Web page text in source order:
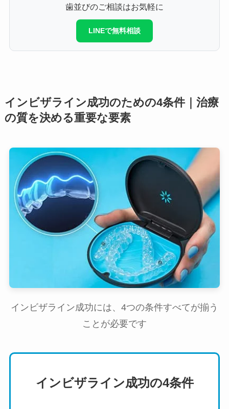
歯並びのご相談はお気軽に
LINEで無料相談
インビザライン成功のための4条件｜治療
の質を決める重要な要素
インビザライン成功には、4つの条件すべてが揃う
ことが必要です
インビザライン成功の4条件